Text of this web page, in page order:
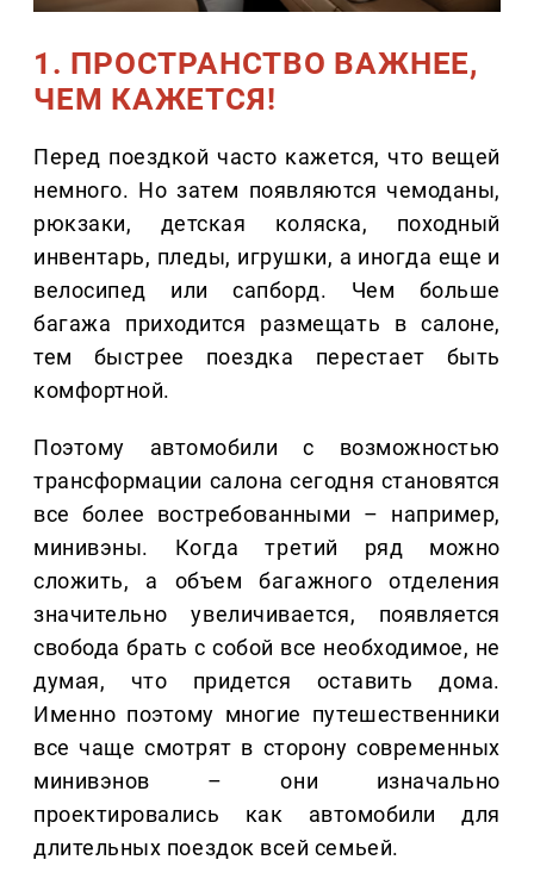
1. ПРОСТРАНСТВО ВАЖНЕЕ,
ЧЕМ КАЖЕТСЯ!
Перед поездкой часто кажется, что вещей
немного. Но затем появляются чемоданы,
рюкзаки, детская коляска, походный
инвентарь, пледы, игрушки, а иногда еще и
велосипед или сапборд. Чем больше
багажа приходится размещать в салоне,
тем быстрее поездка перестает быть
комфортной.
Поэтому автомобили с возможностью
трансформации салона сегодня становятся
все более востребованными – например,
минивэны. Когда третий ряд можно
сложить, а объем багажного отделения
значительно увеличивается, появляется
свобода брать с собой все необходимое, не
думая, что придется оставить дома.
Именно поэтому многие путешественники
все чаще смотрят в сторону современных
минивэнов – они изначально
проектировались как автомобили для
длительных поездок всей семьей.